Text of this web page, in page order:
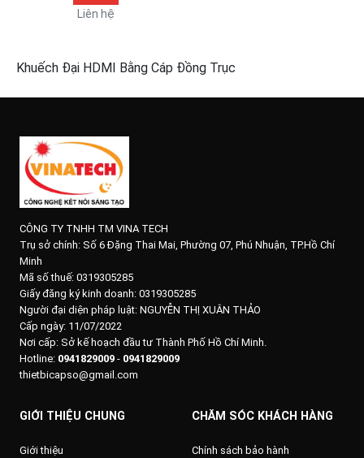
Liên hệ
Khuếch Đại HDMI Bằng Cáp Đồng Trục
CÔNG TY TNHH TM VINA TECH
Trụ sở chính: Số 6 Đặng Thai Mai, Phường 07, Phú Nhuận, TP.Hồ Chí
Minh
Mã số thuế: 0319305285
Giấy đăng ký kinh doanh: 0319305285
Người đại diện pháp luật: NGUYỄN THỊ XUÂN THẢO
Cấp ngày: 11/07/2022
Nơi cấp: Sở kế hoạch đầu tư Thành Phố Hồ Chí Minh.
Hotline: 0941829009 - 0941829009
thietbicapso@gmail.com
GIỚI THIỆU CHUNG
Giới thiệu
CHĂM SÓC KHÁCH HÀNG
Chính sách bảo hành